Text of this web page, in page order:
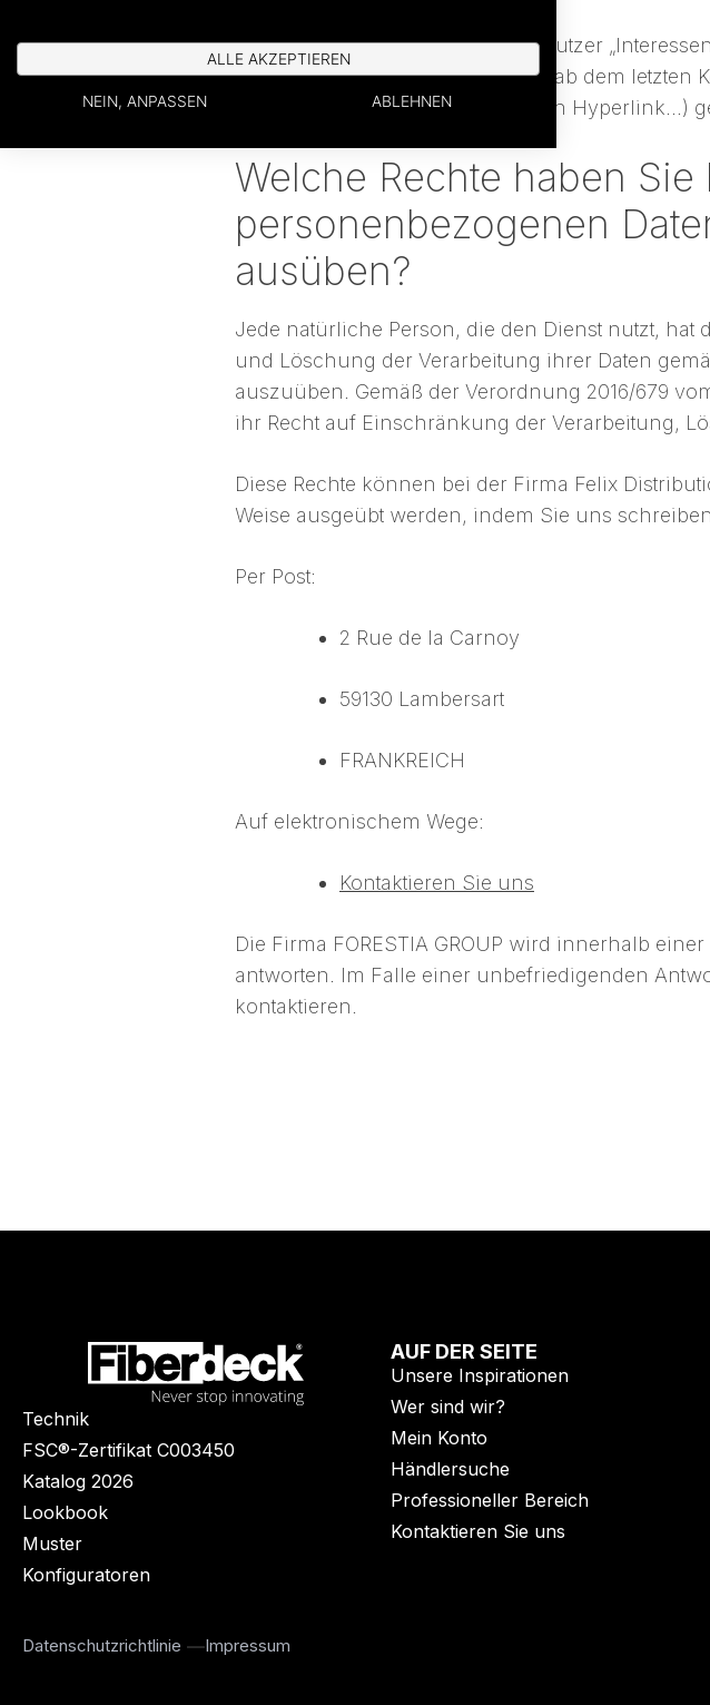
Alle von dem Internetnutzer
Daten werden 3 Jahre ab dem letzten
Produkt, Klick auf einen Hyperlink…)
Welche Rechte haben
personenbezogenen
ausüben?
Jede natürliche Person, die den Dienst nutzt,
und Löschung der Verarbeitung ihrer Daten
auszuüben. Gemäß der Verordnung 2016/679
ihr Recht auf Einschränkung der Verarbeitung,
Diese Rechte können bei der Firma Felix
Weise ausgeübt werden, indem Sie uns
Per Post:
2 Rue de la Carnoy
59130 Lambersart
FRANKREICH
Auf elektronischem Wege:
Kontaktieren Sie uns
Die Firma FORESTIA GROUP wird innerhalb
antworten. Im Falle einer unbefriedigenden
kontaktieren.
Technik
FSC®-Zertifikat C003450
Katalog 2026
Lookbook
Muster
Konfiguratoren
AUF DER SEITE
Unsere Inspirationen
Wer sind wir?
Mein Konto
Händlersuche
Professioneller Bereich
Kontaktieren Sie uns
Datenschutzrichtlinie Impressum
ALLE AKZEPTIEREN
NEIN, ANPASSEN ABLEHNEN